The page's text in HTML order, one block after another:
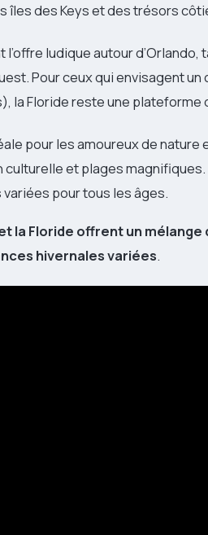
des Keys et des trésors
ludique autour
Pour ceux qui envisagent un
la Floride reste une plateforme
pour les amoureux de
culturelle et plages magnifiques.
pour tous les âges.
la Floride offrent un
hivernales variées.